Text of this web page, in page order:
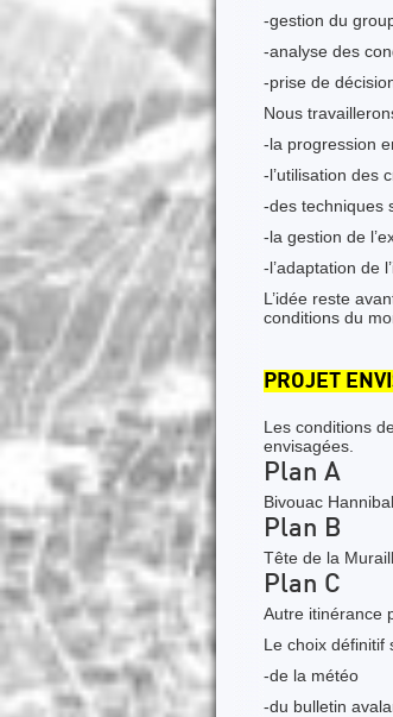
-gestion du
-analyse des
-prise de
Nous
-la progression
-l’utilisation des
-des techniques
-la gestion de
-l’adaptation de
L’idée reste
conditions du
PROJET
Les conditions
envisagées.
Plan A
Bivouac
Plan B
Tête de la
Plan C
Autre itinérance
Le choix définitif
-de la météo
-du bulletin